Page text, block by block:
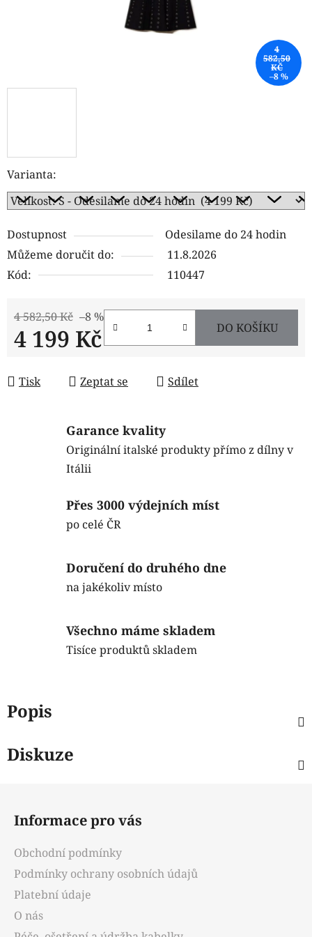
Varianta:
Dostupnost
Odesilame do 24 hodin
Můžeme doručit do:
11.8.2026
Kód:
110447
4 582,50 Kč –8 %
4 199 Kč DO KOŠÍKU
Tisk Zeptat se Sdílet
4
582,50
KČ
–8 %
Garance kvality
Originální italské produkty přímo z dílny v
Itálii
Přes 3000 výdejních míst
po celé ČR
Doručení do druhého dne
na jakékoliv místo
Všechno máme skladem
Tisíce produktů skladem
Popis
Diskuze
Informace pro vás
Obchodní podmínky
Podmínky ochrany osobních údajů
Platební údaje
O nás